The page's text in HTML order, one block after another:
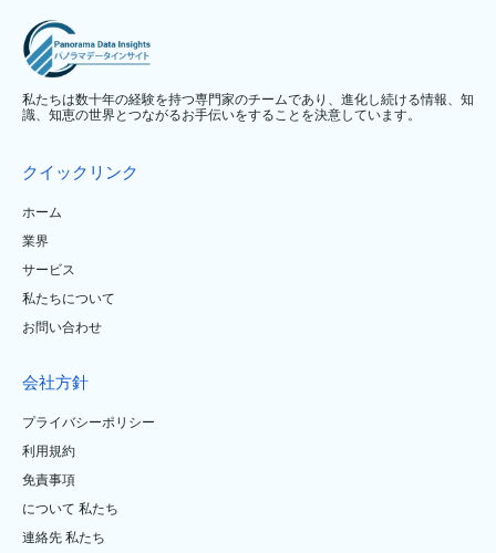
私たちは数十年の経験を持つ専門家のチームであり、進化し続ける情報、知
識、知恵の世界とつながるお手伝いをすることを決意しています。
クイックリンク
ホーム
業界
サービス
私たちについて
お問い合わせ
会社方針
プライバシーポリシー
利用規約
免責事項
について 私たち
連絡先 私たち